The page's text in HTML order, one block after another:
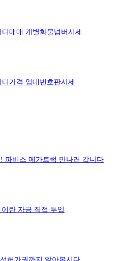
매매 개별화물넘버시세
가격 임대번호판시세
파비스 메가트럭 만나러 갑니다
란 자금 직접 투입